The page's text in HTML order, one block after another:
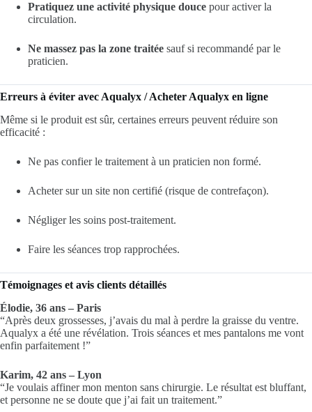
Pratiquez une activité physique douce pour activer la
circulation.
Ne massez pas la zone traitée sauf si recommandé par le
praticien.
Erreurs à éviter avec Aqualyx / Acheter Aqualyx en ligne
Même si le produit est sûr, certaines erreurs peuvent réduire son
efficacité :
Ne pas confier le traitement à un praticien non formé.
Acheter sur un site non certifié (risque de contrefaçon).
Négliger les soins post-traitement.
Faire les séances trop rapprochées.
Témoignages et avis clients détaillés
Élodie, 36 ans – Paris
“Après deux grossesses, j’avais du mal à perdre la graisse du ventre.
Aqualyx a été une révélation. Trois séances et mes pantalons me vont
enfin parfaitement !”
Karim, 42 ans – Lyon
“Je voulais affiner mon menton sans chirurgie. Le résultat est bluffant,
et personne ne se doute que j’ai fait un traitement.”